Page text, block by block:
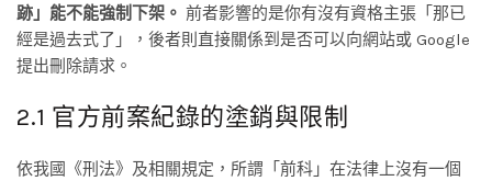
跡」能不能強制下架。 前者影響的是你有沒有資格主張「那已
經是過去式了」，後者則直接關係到是否可以向網站或 Google
提出刪除請求。
2.1 官方前案紀錄的塗銷與限制
依我國《刑法》及相關規定，所謂「前科」在法律上沒有一個